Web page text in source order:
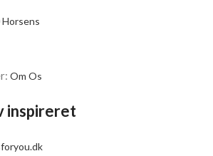
Horsens
Om Os
inspireret